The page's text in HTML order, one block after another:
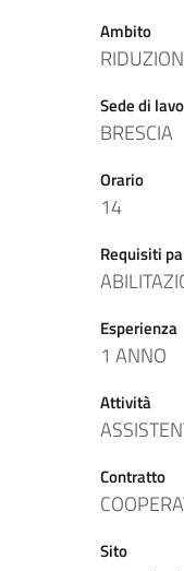
Ambito
Sede di
BRESCIA
Orario
14
Requisiti
Esperienza
1 ANNO
Attività
Contratto
Sito